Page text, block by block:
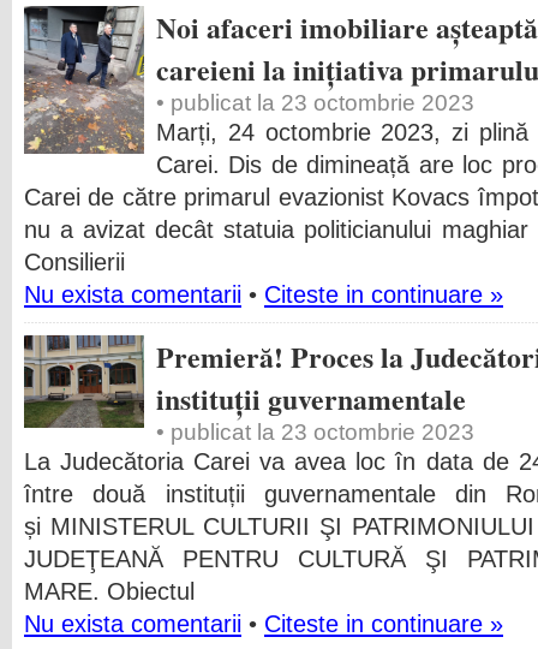
Noi afaceri imobiliare
careieni la inițiativa
• publicat la 23 octombrie 2023
Marți, 24 octombrie 2023, zi
Carei. Dis de dimineață are loc
Carei de către primarul evazionist Kovacs
nu a avizat decât statuia politicianului
Consilierii
Nu exista comentarii • Citeste in continuare »
Premieră! Proces la
instituții guvernamentale
• publicat la 23 octombrie 2023
La Judecătoria Carei va avea loc în data de
între două instituții guvernamentale din
și MINISTERUL CULTURII ŞI
JUDEŢEANĂ PENTRU CULTURĂ ŞI
MARE. Obiectul
Nu exista comentarii • Citeste in continuare »